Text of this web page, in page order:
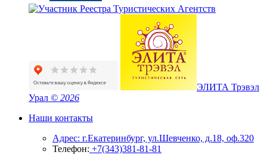
ЭЛИТА Трэвэл
Урал © 2026
Наши контакты
Адрес: г.Екатеринбург, ул.Шевченко, д.18, оф.320
Телефон: +7(343)381-81-81